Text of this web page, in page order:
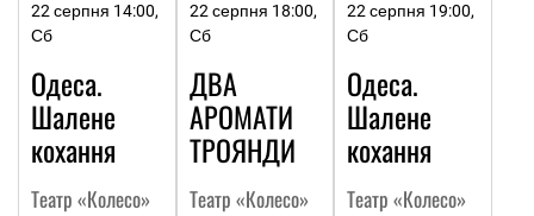
22 серпня 14:00,
Сб
Одеса.
Шалене
кохання
Театр «Колесо»
22 серпня 18:00,
Сб
ДВА
АРОМАТИ
ТРОЯНДИ
Театр «Колесо»
22 серпня 19:00,
Сб
Одеса.
Шалене
кохання
Театр «Колесо»